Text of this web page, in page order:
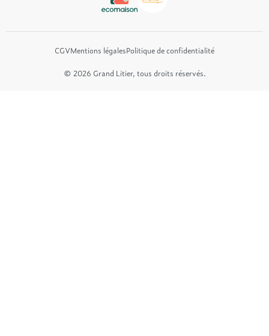
CGVMentions légalesPolitique de confidentialité
© 2026 Grand Litier, tous droits réservés.